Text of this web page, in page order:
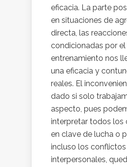
eficacia. La parte
en situaciones de
directa, las
condicionadas por el
entrenamiento nos
una eficacia y
reales. El
dado si solo
aspecto, pues
interpretar todos los
en clave de lucha o
incluso los conflictos
interpersonales,